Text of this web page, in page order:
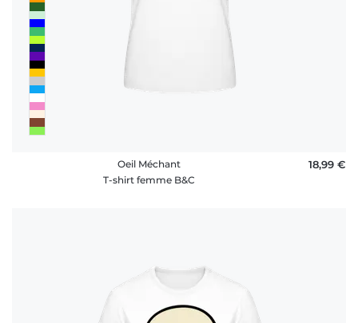
Oeil Méchant
T-shirt femme B&C
18,99 €